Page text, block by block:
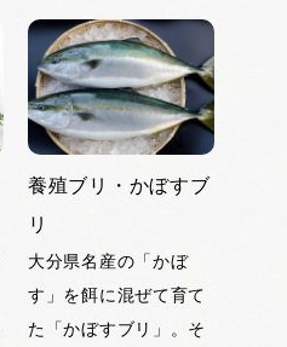
養殖ブリ・かぼすブ
リ
大分県名産の「かぼ
す」を餌に混ぜて育て
た「かぼすブリ」。そ